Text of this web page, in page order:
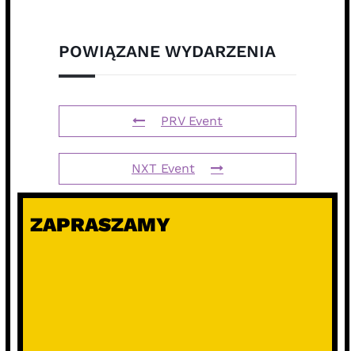
POWIĄZANE WYDARZENIA
PRV Event
NXT Event
ZAPRASZAMY